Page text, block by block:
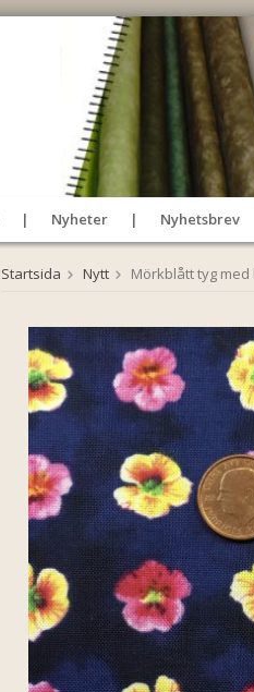
Nyheter Nyhetsbrev
Startsida Nytt Mörkblått tyg